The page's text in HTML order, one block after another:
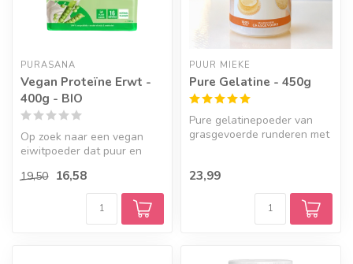
PURASANA
Vegan Proteïne Erwt -
400g - BIO
Op zoek naar een vegan
eiwitpoeder dat puur en
biologische e...
19,50 16,58
PUUR MIEKE
Pure Gelatine - 450g
Pure gelatinepoeder van
grasgevoerde runderen met
23,99